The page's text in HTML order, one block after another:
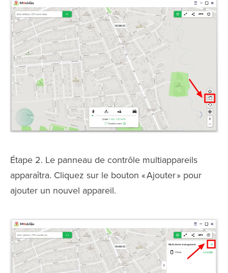
Étape 2. Le panneau de contrôle multiappareils
apparaîtra. Cliquez sur le bouton « Ajouter » pour
ajouter un nouvel appareil.